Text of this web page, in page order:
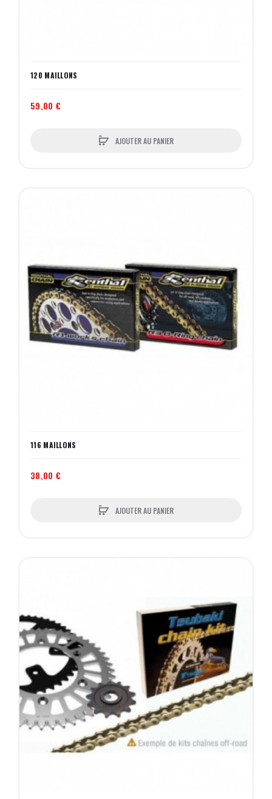
120 MAILLONS
59,00 €
AJOUTER AU PANIER
116 MAILLONS
38,00 €
AJOUTER AU PANIER